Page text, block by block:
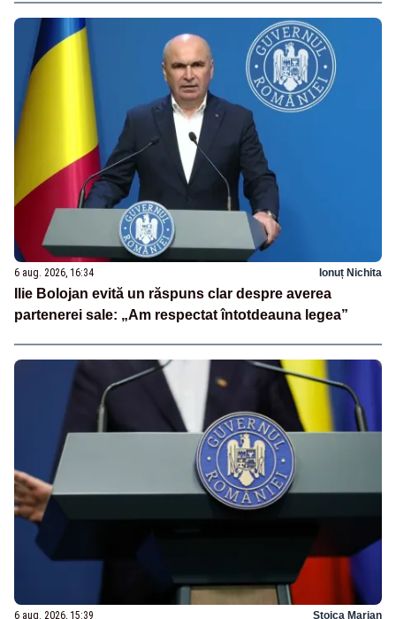
6 aug. 2026, 16:34 Ionuț Nichita
Ilie Bolojan evită un răspuns clar despre averea
partenerei sale: „Am respectat întotdeauna legea”
6 aug. 2026, 15:39 Stoica Marian